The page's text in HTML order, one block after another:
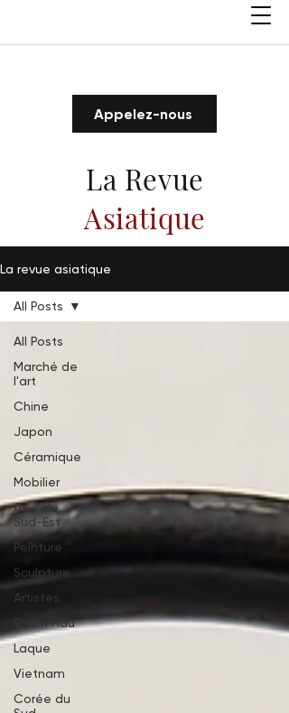
Appelez-nous
La Revue
Asiatique
La revue asiatique
All Posts
Marché de
l'art
Chine
Japon
Céramique
Mobilier
Asie du
Sud-Est
Peinture
Sculpture
Artistes
Pham Hau
Laque
Vietnam
Corée du
All Posts